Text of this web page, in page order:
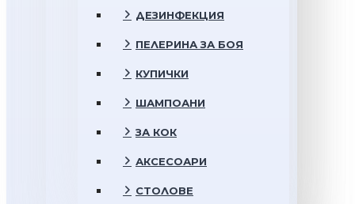
ДЕЗИНФЕКЦИЯ
ПЕЛЕРИНА ЗА БОЯ
КУПИЧКИ
ШАМПОАНИ
ЗА КОК
АКСЕСОАРИ
СТОЛОВЕ